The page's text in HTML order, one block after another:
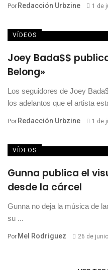
Por Redacción Urbzine 1 de
VÍDEOS
Joey Bada$$
Belong»
Los seguidores de Joey
los adelantos que el artista
Por Redacción Urbzine 1 de
VÍDEOS
Gunna publica el
desde la cárcel
Gunna no deja la música de
su ...
Por Mel Rodriguez 26 de